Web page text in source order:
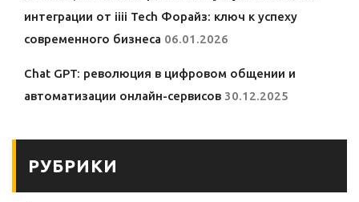
интеграции от iiii Tech Форайз: ключ к успеху
современного бизнеса 06.01.2026
Chat GPT: революция в цифровом общении и
автоматизации онлайн-сервисов 30.12.2025
РУБРИКИ